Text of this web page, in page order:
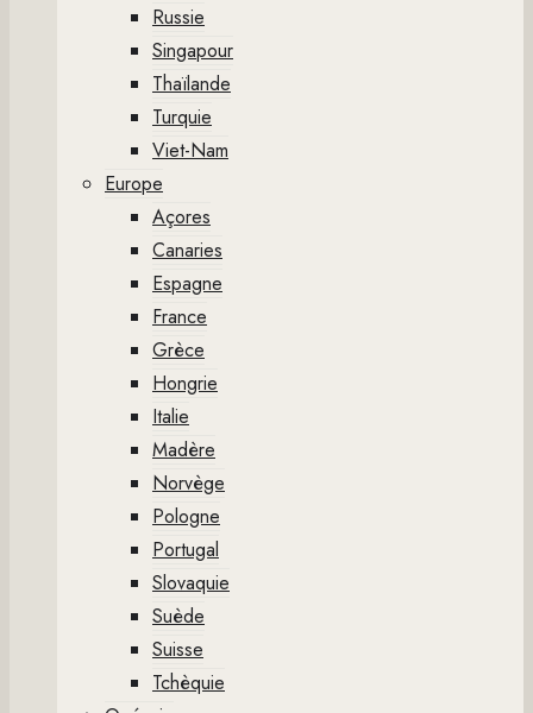
Russie
Singapour
Thaïlande
Turquie
Viet-Nam
Europe
Açores
Canaries
Espagne
France
Grèce
Hongrie
Italie
Madère
Norvège
Pologne
Portugal
Slovaquie
Suède
Suisse
Tchèquie